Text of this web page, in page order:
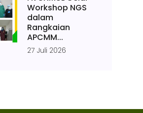
Workshop NGS
dalam
Rangkaian
APCMM...
27 Juli 2026